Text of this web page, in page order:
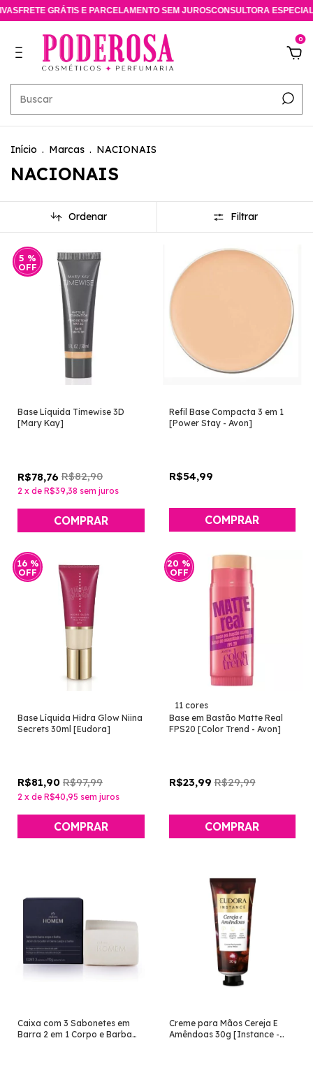
E PARCELAMENTO SEM JUROSCONSULTORA ESPECIALISTA ONLINE
0
Início . Marcas . NACIONAIS
NACIONAIS
Ordenar Filtrar
5 %
OFF
Base Líquida Timewise 3D
[Mary Kay]
R$78,76 R$82,90
2 x de R$39,38 sem juros
COMPRAR
Refil Base Compacta 3 em 1
[Power Stay - Avon]
R$54,99
COMPRAR
16 %
OFF
Base Líquida Hidra Glow Niina
Secrets 30ml [Eudora]
R$81,90 R$97,99
2 x de R$40,95 sem juros
COMPRAR
20 %
OFF
11 cores
Base em Bastão Matte Real
FPS20 [Color Trend - Avon]
R$23,99 R$29,99
COMPRAR
Caixa com 3 Sabonetes em
Barra 2 em 1 Corpo e Barba
Creme para Mãos Cereja E
Amêndoas 30g [Instance -